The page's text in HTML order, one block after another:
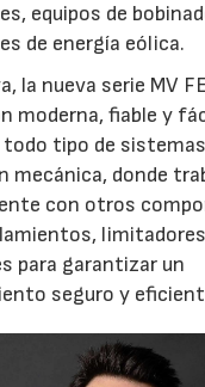
equipos de
de energía eólica.
la nueva serie MV
moderna, fiable y
tipo de
mecánica, donde
con otros
para garantizar un
seguro y